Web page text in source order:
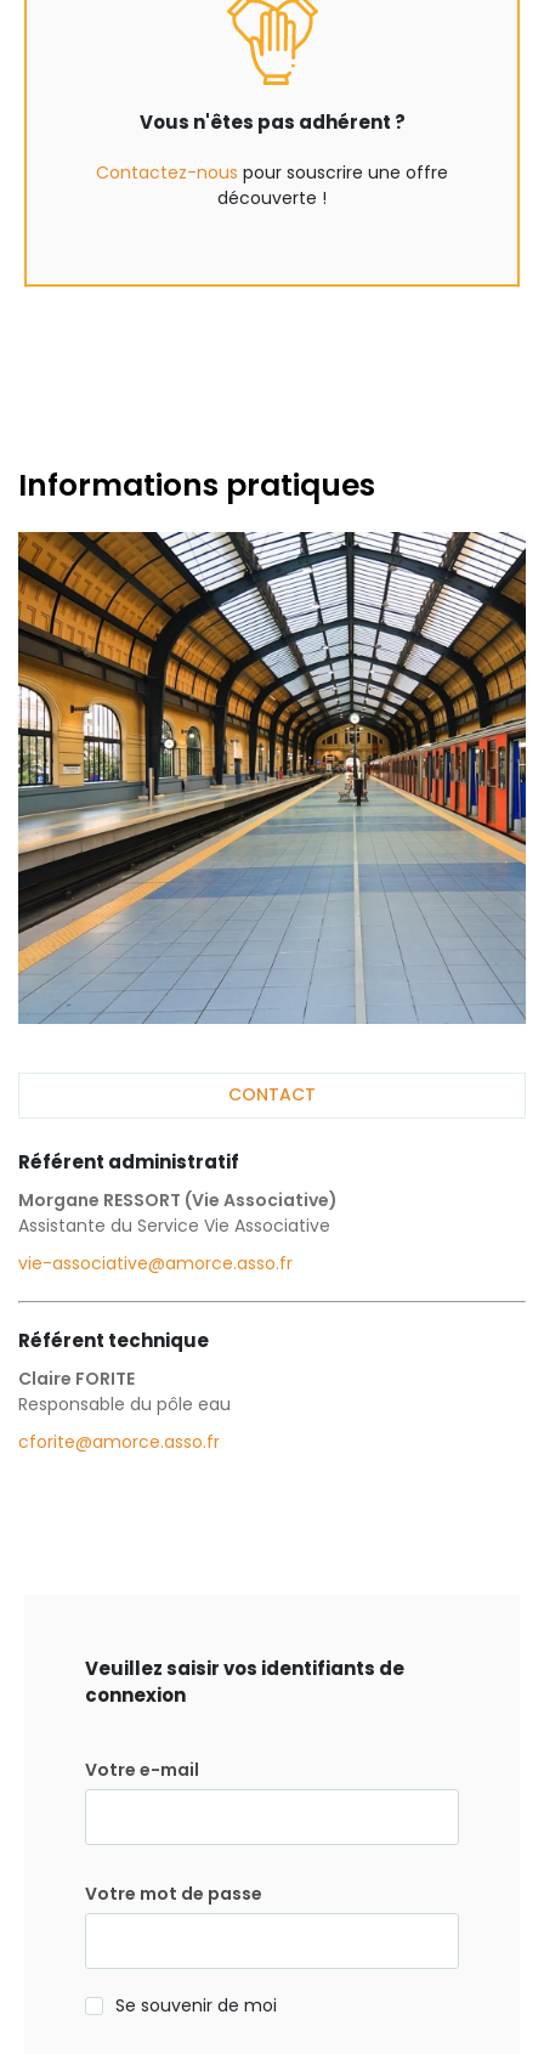
Vous n'êtes pas adhérent ?
Contactez-nous pour souscrire une offre
découverte !
Informations pratiques
CONTACT
Référent administratif
Morgane RESSORT (Vie Associative)
Assistante du Service Vie Associative
vie-associative@amorce.asso.fr
Référent technique
Claire FORITE
Responsable du pôle eau
cforite@amorce.asso.fr
Veuillez saisir vos identifiants de
connexion
Votre e-mail
Votre mot de passe
Se souvenir de moi